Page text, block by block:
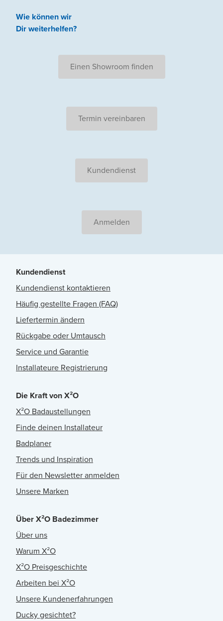
Wie können wir
Dir weiterhelfen?
Einen Showroom finden
Termin vereinbaren
Kundendienst
Anmelden
Kundendienst
Kundendienst kontaktieren
Häufig gestellte Fragen (FAQ)
Liefertermin ändern
Rückgabe oder Umtausch
Service und Garantie
Installateure Registrierung
Die Kraft von X²O
X²O Badaustellungen
Finde deinen Installateur
Badplaner
Trends und Inspiration
Für den Newsletter anmelden
Unsere Marken
Über X²O Badezimmer
Über uns
Warum X²O
X²O Preisgeschichte
Arbeiten bei X²O
Unsere Kundenerfahrungen
Ducky gesichtet?